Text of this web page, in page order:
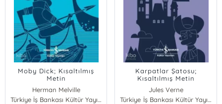
Moby Dick; Kısaltılmış
Metin
Herman Melville
Türkiye İş Bankası Kültür Yayınları
Karpatlar Şatosu;
Kısaltılmış Metin
Jules Verne
Türkiye İş Bankası Kültür Yayınları